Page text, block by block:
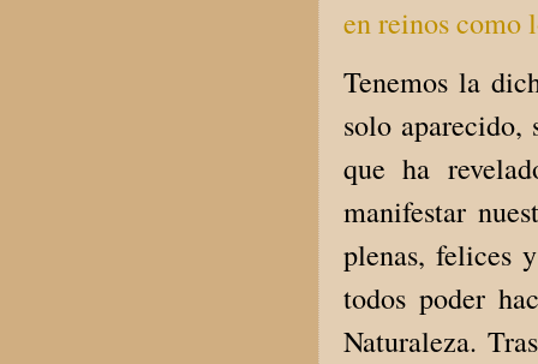
en reinos como
Tenemos la
solo
que ha
manifestar
plenas, felices
todos poder
Naturaleza.